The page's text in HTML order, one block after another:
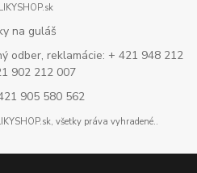
na guláš
odber, reklamácie: + 421 948 212
902 212 007
905 580 562
všetky práva vyhradené..